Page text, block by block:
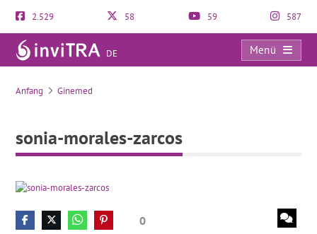
2.529 58 59 587
DE
Menü
sonia-morales-zarcos
Anfang Ginemed
sonia-morales-zarcos
0